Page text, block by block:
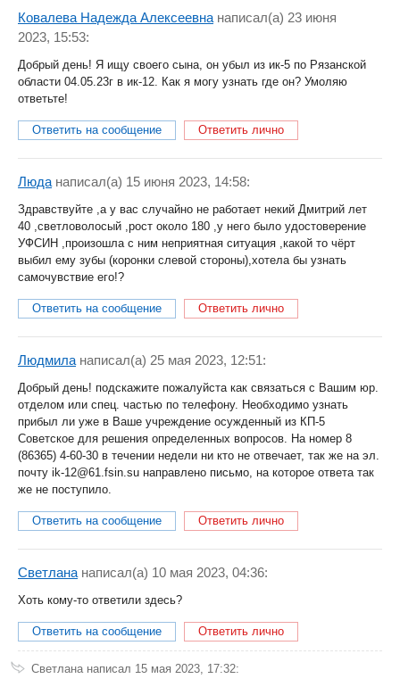
Ковалева Надежда Алексеевна написал(a) 23 июня
2023, 15:53:
Добрый день! Я ищу своего сына, он убыл из ик-5 по Рязанской
области 04.05.23г в ик-12. Как я могу узнать где он? Умоляю
ответьте!
Ответить на сообщение Ответить лично
Люда написал(a) 15 июня 2023, 14:58:
Здравствуйте ,а у вас случайно не работает некий Дмитрий лет
40 ,светловолосый ,рост около 180 ,у него было удостоверение
УФСИН ,произошла с ним неприятная ситуация ,какой то чёрт
выбил ему зубы (коронки слевой стороны),хотела бы узнать
самочувствие его!?
Ответить на сообщение Ответить лично
Людмила написал(a) 25 мая 2023, 12:51:
Добрый день! подскажите пожалуйста как связаться с Вашим юр.
отделом или спец. частью по телефону. Необходимо узнать
прибыл ли уже в Ваше учреждение осужденный из КП-5
Советское для решения определенных вопросов. На номер 8
(86365) 4-60-30 в течении недели ни кто не отвечает, так же на эл.
почту ik-12@61.fsin.su направлено письмо, на которое ответа так
же не поступило.
Ответить на сообщение Ответить лично
Светлана написал(a) 10 мая 2023, 04:36:
Хоть кому-то ответили здесь?
Ответить на сообщение Ответить лично
Светлана написал 15 мая 2023, 17:32: